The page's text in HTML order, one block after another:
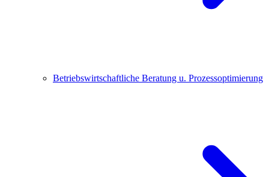
Betriebswirtschaftliche Beratung u. Prozessoptimierung